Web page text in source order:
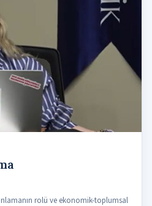
rolü ve ekonomik-toplumsal